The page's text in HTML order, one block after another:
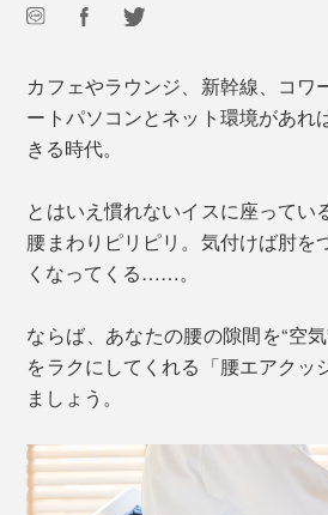
カフェやラウンジ、新幹線、コワ
ートパソコンとネット環境があれ
きる時代。
とはいえ慣れないイスに座ってい
腰まわりピリピリ。気付けば肘を
くなってくる……。
ならば、あなたの腰の隙間を“空
をラクにしてくれる「腰エアクッ
ましょう。